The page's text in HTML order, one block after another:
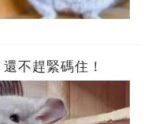
不趕緊碼住！